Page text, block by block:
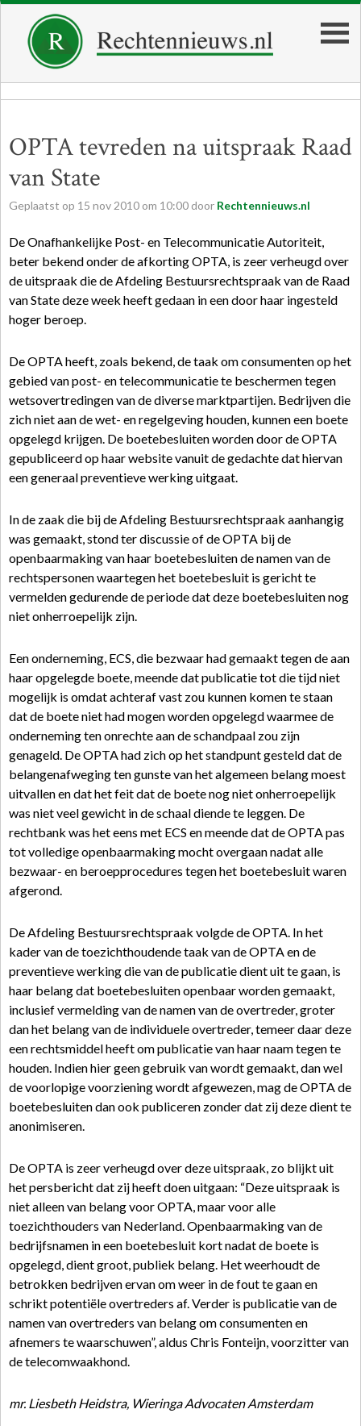
OPTA tevreden na uitspraak Raad
van State
Geplaatst op 15 nov 2010 om 10:00 door Rechtennieuws.nl
De Onafhankelijke Post- en Telecommunicatie Autoriteit,
beter bekend onder de afkorting OPTA, is zeer verheugd over
de uitspraak die de Afdeling Bestuursrechtspraak van de Raad
van State deze week heeft gedaan in een door haar ingesteld
hoger beroep.
De OPTA heeft, zoals bekend, de taak om consumenten op het
gebied van post- en telecommunicatie te beschermen tegen
wetsovertredingen van de diverse marktpartijen. Bedrijven die
zich niet aan de wet- en regelgeving houden, kunnen een boete
opgelegd krijgen. De boetebesluiten worden door de OPTA
gepubliceerd op haar website vanuit de gedachte dat hiervan
een generaal preventieve werking uitgaat.
In de zaak die bij de Afdeling Bestuursrechtspraak aanhangig
was gemaakt, stond ter discussie of de OPTA bij de
openbaarmaking van haar boetebesluiten de namen van de
rechtspersonen waartegen het boetebesluit is gericht te
vermelden gedurende de periode dat deze boetebesluiten nog
niet onherroepelijk zijn.
Een onderneming, ECS, die bezwaar had gemaakt tegen de aan
haar opgelegde boete, meende dat publicatie tot die tijd niet
mogelijk is omdat achteraf vast zou kunnen komen te staan
dat de boete niet had mogen worden opgelegd waarmee de
onderneming ten onrechte aan de schandpaal zou zijn
genageld. De OPTA had zich op het standpunt gesteld dat de
belangenafweging ten gunste van het algemeen belang moest
uitvallen en dat het feit dat de boete nog niet onherroepelijk
was niet veel gewicht in de schaal diende te leggen. De
rechtbank was het eens met ECS en meende dat de OPTA pas
tot volledige openbaarmaking mocht overgaan nadat alle
bezwaar- en beroepprocedures tegen het boetebesluit waren
afgerond.
De Afdeling Bestuursrechtspraak volgde de OPTA. In het
kader van de toezichthoudende taak van de OPTA en de
preventieve werking die van de publicatie dient uit te gaan, is
haar belang dat boetebesluiten openbaar worden gemaakt,
inclusief vermelding van de namen van de overtreder, groter
dan het belang van de individuele overtreder, temeer daar deze
een rechtsmiddel heeft om publicatie van haar naam tegen te
houden. Indien hier geen gebruik van wordt gemaakt, dan wel
de voorlopige voorziening wordt afgewezen, mag de OPTA de
boetebesluiten dan ook publiceren zonder dat zij deze dient te
anonimiseren.
De OPTA is zeer verheugd over deze uitspraak, zo blijkt uit
het persbericht dat zij heeft doen uitgaan: “Deze uitspraak is
niet alleen van belang voor OPTA, maar voor alle
toezichthouders van Nederland. Openbaarmaking van de
bedrijfsnamen in een boetebesluit kort nadat de boete is
opgelegd, dient groot, publiek belang. Het weerhoudt de
betrokken bedrijven ervan om weer in de fout te gaan en
schrikt potentiële overtreders af. Verder is publicatie van de
namen van overtreders van belang om consumenten en
afnemers te waarschuwen”, aldus Chris Fonteijn, voorzitter van
de telecomwaakhond.
mr. Liesbeth Heidstra, Wieringa Advocaten Amsterdam